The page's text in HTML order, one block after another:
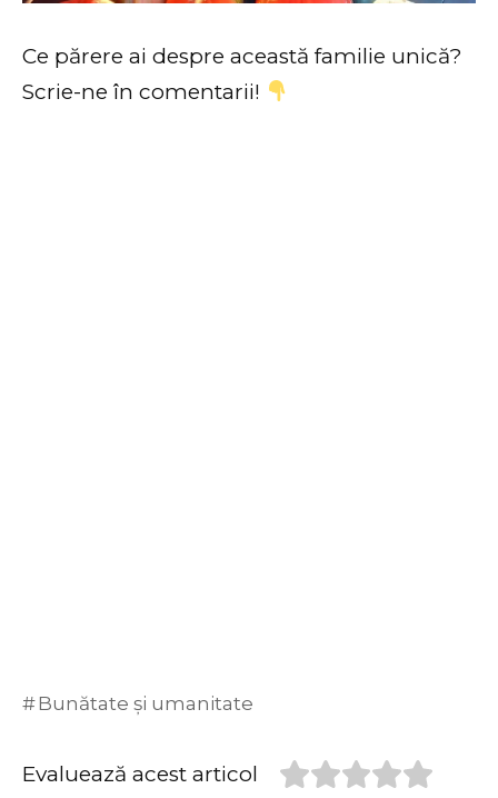
Ce părere ai despre această familie unică?
Scrie-ne în comentarii!
Bunătate și umanitate
Evaluează acest articol